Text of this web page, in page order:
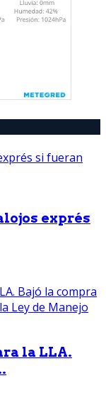
exprés
la LLA.